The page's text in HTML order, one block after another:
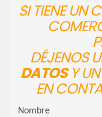
SI TIENE UN
DÉJENOS
DATOSY UN
EN
Nombre